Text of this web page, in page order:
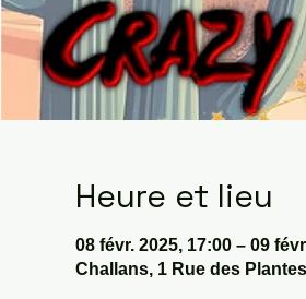
Heure et lieu
08 févr. 2025, 17:00 – 09
Challans, 1 Rue des